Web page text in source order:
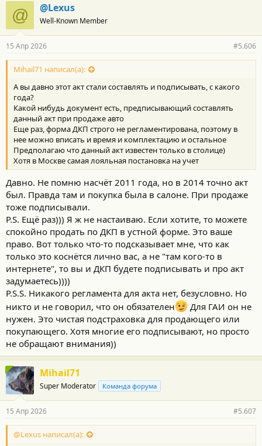
@ @Lexus
Well-Known Member
15 Апр 2026 #5.606
Mihail71 написал(а):
А вы давно этот акт стали составлять и подписывать, с какого
года?
Какой нибудь документ есть, предписывающий составлять
данный акт при продаже авто
Еще раз, форма ДКП строго не регламентирована, поэтому в
нее можно вписать и время и комплектацию и остальное
Предполагаю что данный акт известен только в столице)
Хотя в Москве самая лояльная постановка на учет
Давно. Не помню насчёт 2011 года, но в 2014 точно акт
был. Правда там и покупка была в салоне. При продаже
тоже подписывали.
P.S. Ещё раз))) Я ж не настаиваю. Если хотите, то можете
спокойно продать по ДКП в устной форме. Это ваше
право. Вот только что-то подсказывает мне, что как
только это коснётся лично вас, а не "там кого-то в
интернете", то вы и ДКП будете подписывать и про акт
задумаетесь))))
P.S.S. Никакого регламента для акта нет, безусловно. Но
никто и не говорил, что он обязателен
Для ГАИ он не
нужен. Это чистая подстраховка для продающего или
покупающего. Хотя многие его подписывают, но просто
не обращают внимания))
Mihail71
Super Moderator Команда форума
15 Апр 2026 #5.607
@Lexus написал(а):